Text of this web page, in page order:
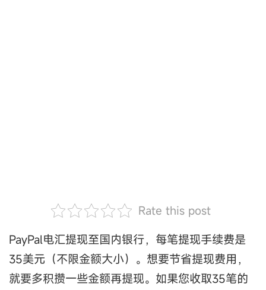
Rate this post
PayPal电汇提现至国内银行，每笔提现手续费是
35美元（不限金额大小）。想要节省提现费用，
就要多积攒一些金额再提现。如果您收取35笔的